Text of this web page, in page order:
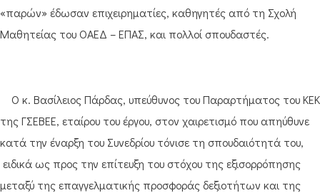
«παρών» έδωσαν επιχειρηματίες, καθηγητές από τη Σχολή
Μαθητείας του ΟΑΕΔ – ΕΠΑΣ, και πολλοί σπουδαστές.
Ο κ. Βασίλειος Πάρδας, υπεύθυνος του Παραρτήματος του ΚΕΚ
της ΓΣΕΒΕΕ, εταίρου του έργου, στον χαιρετισμό που απηύθυνε
κατά την έναρξη του Συνεδρίου τόνισε τη σπουδαιότητά του,
ειδικά ως προς την επίτευξη του στόχου της εξισορρόπησης
μεταξύ της επαγγελματικής προσφοράς δεξιοτήτων και της